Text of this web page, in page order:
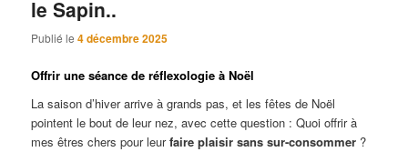
le Sapin..
Publié le4 décembre 2025
Offrir une séance de réflexologie à Noël
La saison d’hiver arrive à grands pas, et les fêtes de Noël
pointent le bout de leur nez, avec cette question : Quoi offrir à
mes êtres chers pour leurfaire plaisir sans sur-consommer ?